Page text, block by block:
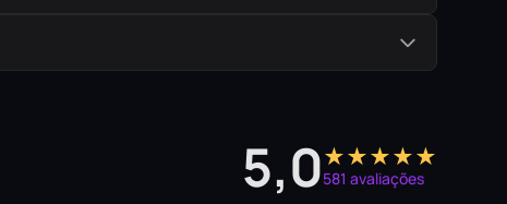
5,0★★★★★
581 avaliações